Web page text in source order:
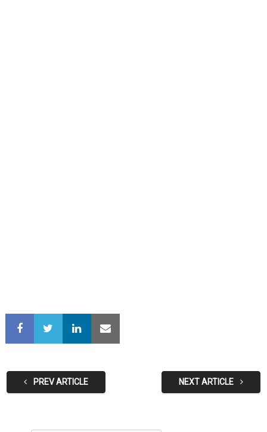
PREV ARTICLE NEXT ARTICLE